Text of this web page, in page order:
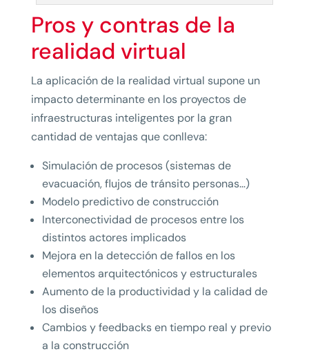
Pros y contras de la
realidad virtual
La aplicación de la realidad virtual supone un
impacto determinante en los proyectos de
infraestructuras inteligentes por la gran
cantidad de ventajas que conlleva:
Simulación de procesos (sistemas de
evacuación, flujos de tránsito personas…)
Modelo predictivo de construcción
Interconectividad de procesos entre los
distintos actores implicados
Mejora en la detección de fallos en los
elementos arquitectónicos y estructurales
Aumento de la productividad y la calidad de
los diseños
Cambios y feedbacks en tiempo real y previo
a la construcción